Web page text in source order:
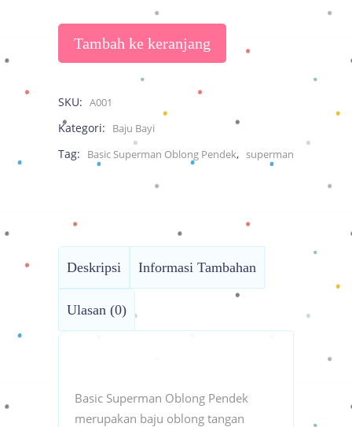
Tambah ke keranjang
SKU: A001
Kategori: Baju Bayi
Tag: Basic Superman Oblong Pendek, superman
Deskripsi Informasi Tambahan
Ulasan (0)
Basic Superman Oblong Pendek
merupakan baju oblong tangan